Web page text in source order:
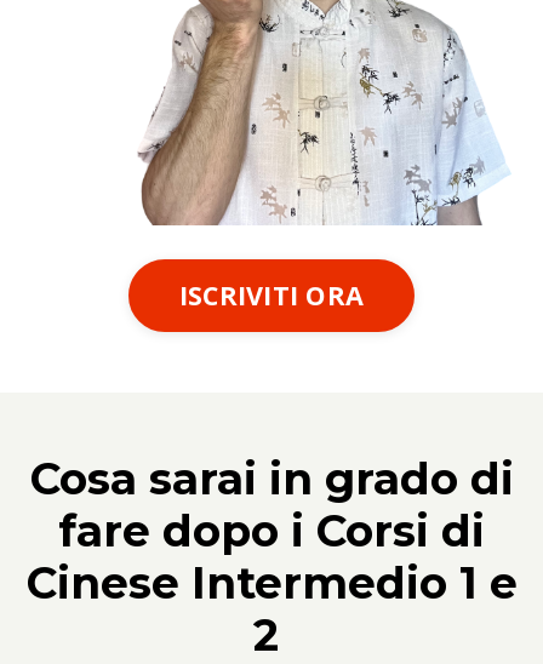
ISCRIVITI ORA
Cosa sarai in grado di
fare dopo i Corsi di
Cinese Intermedio 1 e
2